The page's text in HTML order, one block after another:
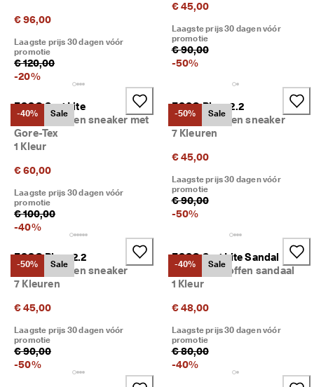
€ 96,00
Laagste prijs 30 dagen vóór
promotie
€ 120,00
-20%
€ 45,00
Laagste prijs 30 dagen vóór
promotie
€ 90,00
-50%
-40% Sale
ECCO Sp.1 Lite
Kinderen leren sneaker met
Gore-Tex
1 Kleur
€ 60,00
Laagste prijs 30 dagen vóór
promotie
€ 100,00
-40%
-50% Sale
ECCO Biom 2.2
Kinderen leren sneaker
7 Kleuren
€ 45,00
Laagste prijs 30 dagen vóór
promotie
€ 90,00
-50%
-50% Sale
ECCO Biom 2.2
Kinderen leren sneaker
7 Kleuren
€ 45,00
Laagste prijs 30 dagen vóór
promotie
€ 90,00
-50%
-40% Sale
ECCO Sp.1 Lite Sandal
Kinderen stoffen sandaal
1 Kleur
€ 48,00
Laagste prijs 30 dagen vóór
promotie
€ 80,00
-40%